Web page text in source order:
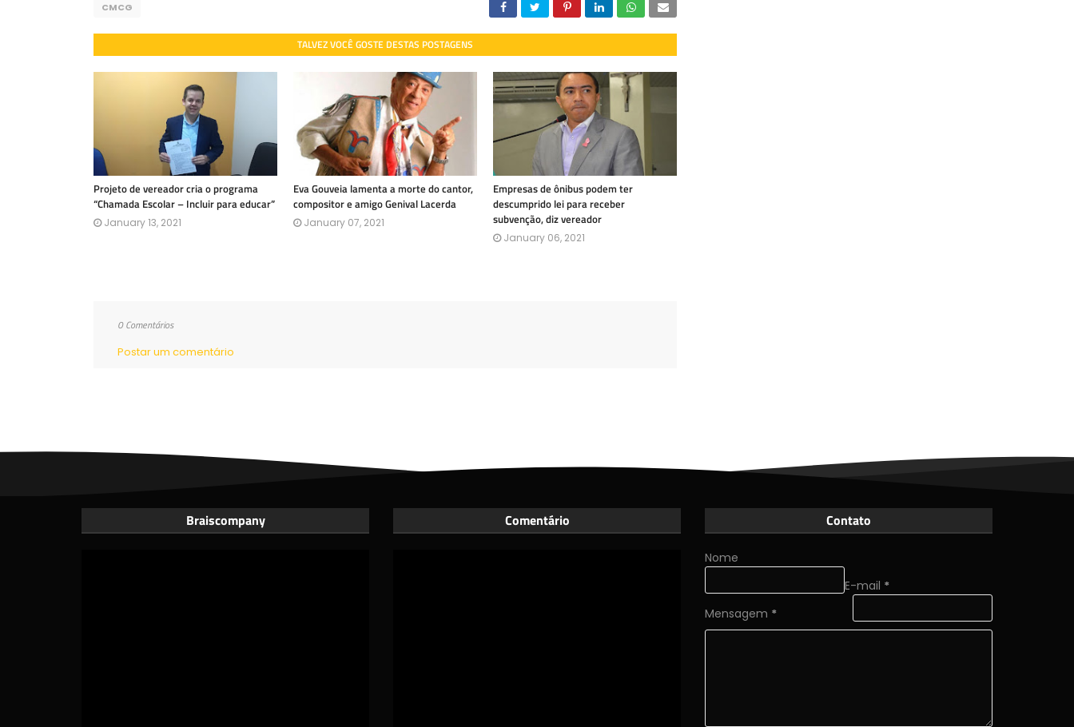
CMCG
TALVEZ VOCÊ GOSTE DESTAS POSTAGENS
Projeto de vereador cria o programa
“Chamada Escolar – Incluir para educar”
January 13, 2021
Eva Gouveia lamenta a morte do cantor,
compositor e amigo Genival Lacerda
January 07, 2021
Empresas de ônibus podem ter
descumprido lei para receber
subvenção, diz vereador
January 06, 2021
0 Comentários
Postar um comentário
Braiscompany Comentário Contato
Nome
E-mail *
Mensagem *